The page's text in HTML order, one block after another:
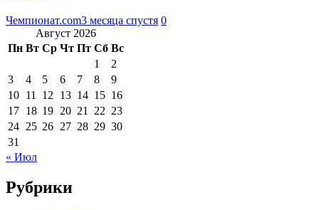
Чемпионат.com3 месяца спустя 0
Август 2026
Пн Вт Ср Чт Пт Сб Вс
1
2
3
4 5 6 7 8
9
10 11 12 13 14 15 16
17 18 19 20 21 22 23
24 25 26 27 28 29 30
31
« Июл
Рубрики